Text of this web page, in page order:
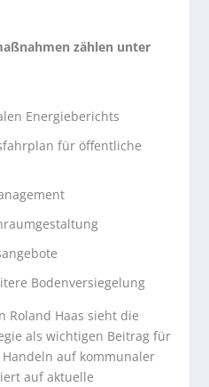
zählen unter
Energieberichts
für öffentliche
Bodenversiegelung
Roland Haas sieht die
als wichtigen Beitrag für
auf kommunaler
auf aktuelle